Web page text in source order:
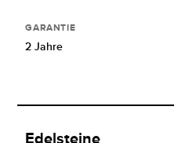
GARANTIE
2 Jahre
Edelsteine